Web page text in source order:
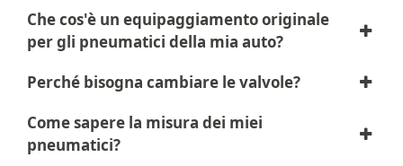
Che cos'è un equipaggiamento originale
per gli pneumatici della mia auto?
Perché bisogna cambiare le valvole?
Come sapere la misura dei miei
pneumatici?